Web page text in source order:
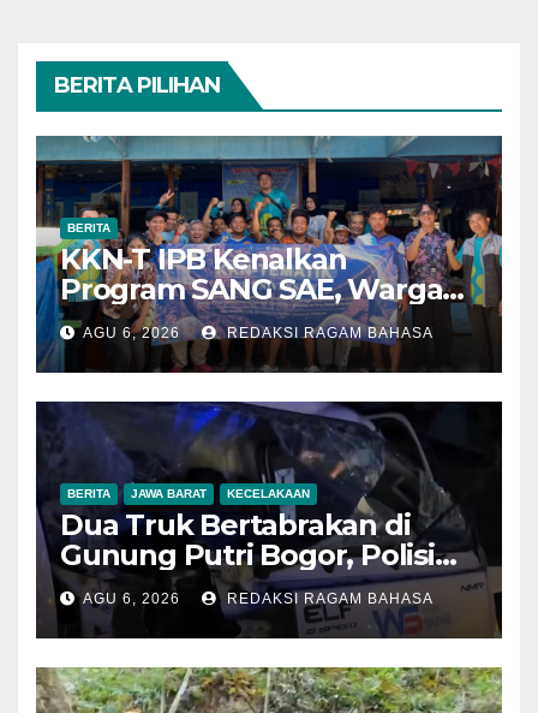
BERITA PILIHAN
BERITA
KKN-T IPB Kenalkan
Program SANG SAE, Warga
Desa Sangrawayang Diajak
Ubah Sampah Jadi Bernilai
Ekonomi
AGU 6, 2026 REDAKSI RAGAM BAHASA
BERITA JAWA BARAT KECELAKAAN
Dua Truk Bertabrakan di
Gunung Putri Bogor, Polisi
Imbau Pengemudi
Tingkatkan Kewaspadaan
AGU 6, 2026 REDAKSI RAGAM BAHASA